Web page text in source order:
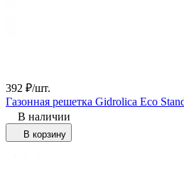
392 ₽/шт.
Газонная решетка Gidrolica Eco
В наличии
В корзину